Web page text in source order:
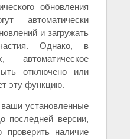
обновления
автоматически
и загружать
Однако, в
автоматическое
отключено или
эту функцию.
установленные
последней версии,
наличие